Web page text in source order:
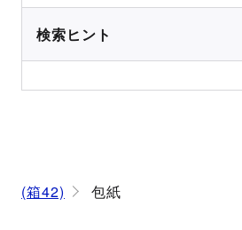
検索ヒント
(箱42) 包紙